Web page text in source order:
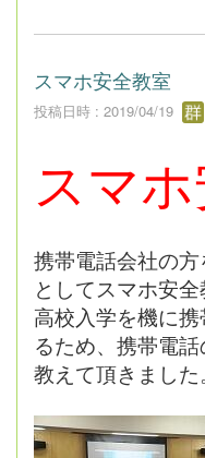
スマホ安全教室
投稿日時 : 2019/04/19
スマ
携帯電話会社の
としてスマホ安全
高校入学を機に
るため、携帯電
教えて頂きました。